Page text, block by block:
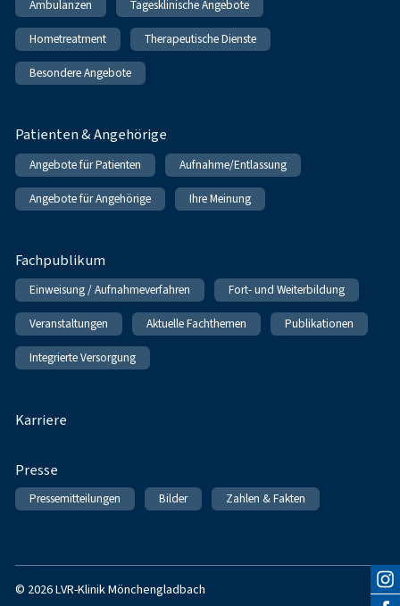
Ambulanzen Tagesklinische Angebote
Hometreatment Therapeutische Dienste
Besondere Angebote
Patienten & Angehörige
Angebote für Patienten Aufnahme/Entlassung
Angebote für Angehörige Ihre Meinung
Fachpublikum
Einweisung / Aufnahmeverfahren Fort- und Weiterbildung
Veranstaltungen Aktuelle Fachthemen Publikationen
Integrierte Versorgung
Karriere
Presse
Pressemitteilungen Bilder Zahlen & Fakten
© 2026 LVR-Klinik Mönchengladbach